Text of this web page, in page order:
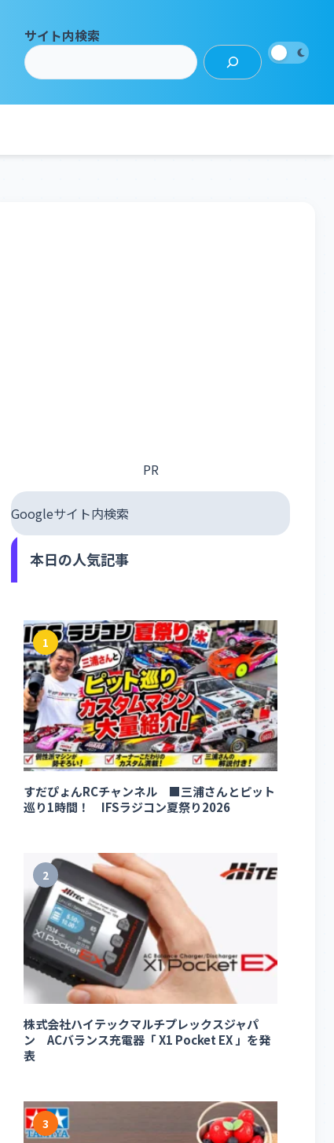
サイト内検索
PR
Googleサイト内検索
本日の人気記事
1
すだぴょんRCチャンネル ■三浦さんとピット
巡り1時間！ IFSラジコン夏祭り2026
2
株式会社ハイテックマルチプレックスジャパ
ン ACバランス充電器「 X1 Pocket EX 」を発
表
3